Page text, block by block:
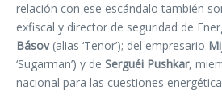
relación con ese escándalo también
exfiscal y director de seguridad de
Básov(alias ‘Tenor’); del empresario
‘Sugarman’) y de Serguéi Pushkar,
nacional para las cuestiones